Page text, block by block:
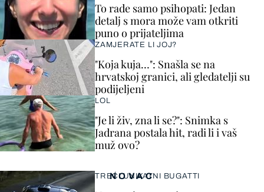
To rade samo psihopati: Jedan
detalj s mora može vam otkriti
puno o prijateljima
ZAMJERATE LI JOJ?
"Koja kuja…": Snašla se na
hrvatskoj granici, ali gledatelji su
podijeljeni
LOL
"Je li živ, zna li se?": Snimka s
Jadrana postala hit, radi li i vaš
muž ovo?
NOVAC
TREĆI UNIKATNI BUGATTI